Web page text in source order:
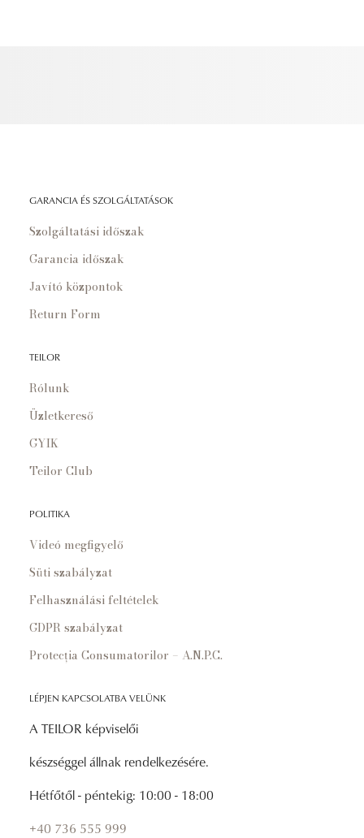
GARANCIA ÉS SZOLGÁLTATÁSOK
Szolgáltatási időszak
Garancia időszak
Javító központok
Return Form
TEILOR
Rólunk
Üzletkereső
GYIK
Teilor Club
POLITIKA
Videó megfigyelő
Süti szabályzat
Felhasználási feltételek
GDPR szabályzat
Protecția Consumatorilor – A.N.P.C.
LÉPJEN KAPCSOLATBA VELÜNK
A TEILOR képviselői
készséggel állnak rendelkezésére.
Hétfőtől - péntekig: 10:00 - 18:00
+40 736 555 999